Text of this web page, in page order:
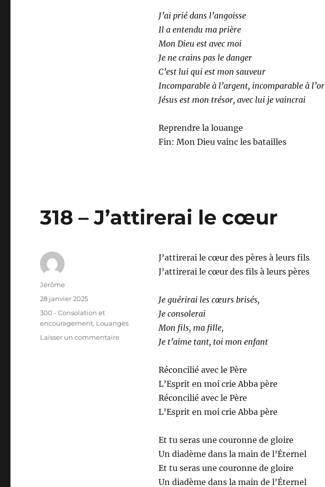
J’ai prié dans l’angoisse
Il a entendu ma prière
Mon Dieu est avec moi
Je ne crains pas le danger
C’est lui qui est mon sauveur
Incomparable à l’argent, incomparable à l’or
Jésus est mon trésor, avec lui je vaincrai
Reprendre la louange
Fin: Mon Dieu vainc les batailles
318 – J’attirerai le cœur
J’attirerai le cœur des pères à leurs fils
J’attirerai le cœur des fils à leurs pères
Je guérirai les cœurs brisés,
Je consolerai
Mon fils, ma fille,
Je t’aime tant, toi mon enfant
Réconcilié avec le Père
L’Esprit en moi crie Abba père
Réconcilié avec le Père
L’Esprit en moi crie Abba père
Et tu seras une couronne de gloire
Un diadème dans la main de l’Éternel
Et tu seras une couronne de gloire
Un diadème dans la main de l’Éternel
Auteur
Jérôme
Publié
28 janvier 2025
Catégories
300 - Consolation et
encouragement, Louanges
Laisser un commentairesur